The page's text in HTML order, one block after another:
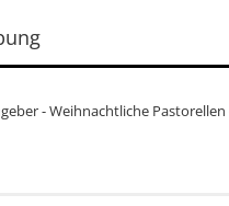
- Weihnachtliche